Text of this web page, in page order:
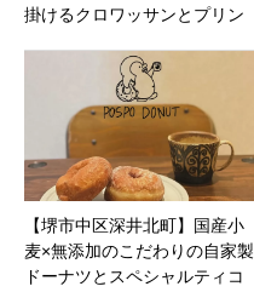
掛けるクロワッサンとプリン
日オープン！
【堺市中区深井北町】国産小
麦×無添加のこだわりの自家製
ドーナツとスペシャルティコ